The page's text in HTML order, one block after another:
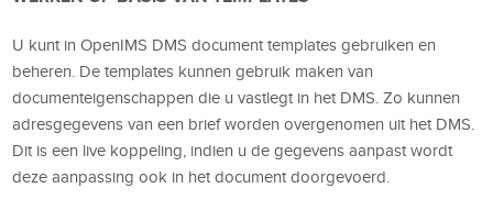
U kunt in OpenIMS DMS document templates gebruiken en
beheren. De templates kunnen gebruik maken van
documenteigenschappen die u vastlegt in het DMS. Zo kunnen
adresgegevens van een brief worden overgenomen uit het DMS.
Dit is een live koppeling, indien u de gegevens aanpast wordt
deze aanpassing ook in het document doorgevoerd.